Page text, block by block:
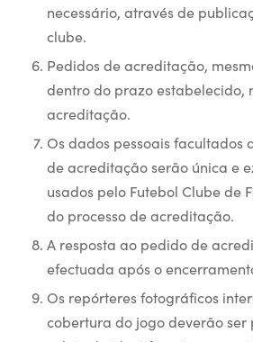
necessário, através de
clube.
Pedidos de acreditação,
dentro do prazo estabelecido,
acreditação.
Os dados pessoais facultados
de acreditação serão única e
usados pelo Futebol Clube de
do processo de acreditação.
A resposta ao pedido de
efectuada após o
Os repórteres fotográficos
cobertura do jogo deverão ser